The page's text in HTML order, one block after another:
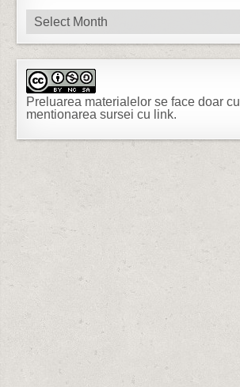
Arhive
Preluarea materialelor se face doar cu
mentionarea sursei cu link.